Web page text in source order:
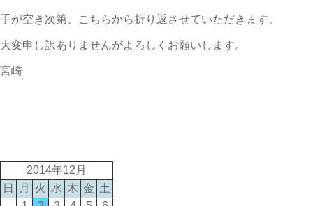
手が空き次第、こちらから折り返させていただきます。
大変申し訳ありませんがよろしくお願いします。
宮崎
2014年12月
日
月 火 水 木 金 土